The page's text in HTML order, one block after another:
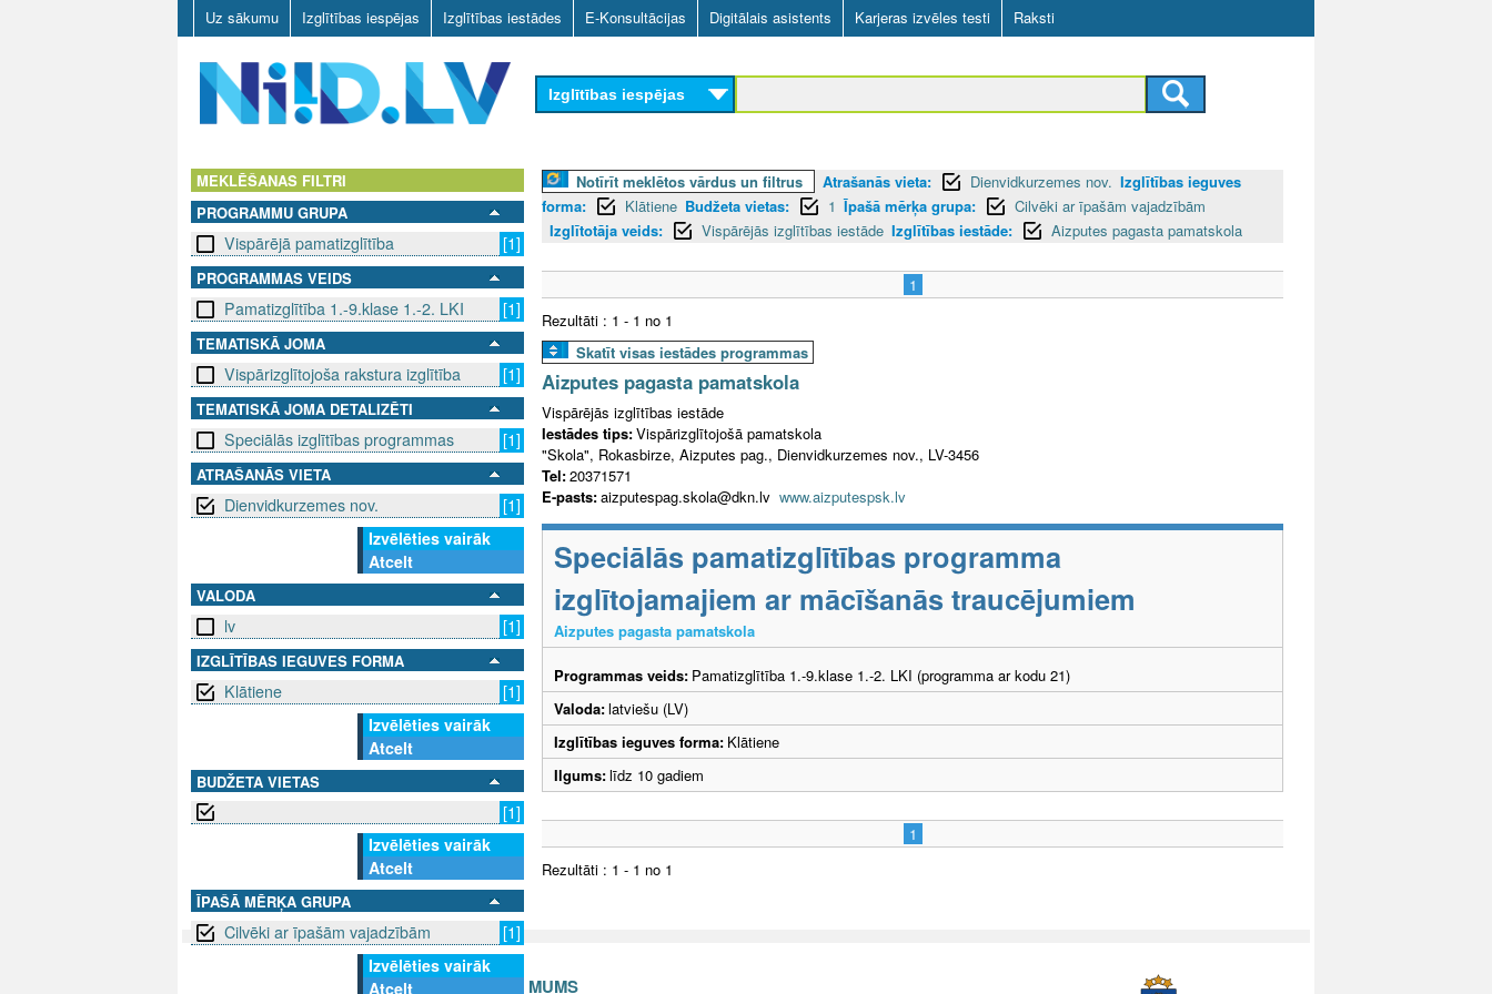
Skip
to
main
content
Uz sākumu Izglītības iespējas Izglītības iestādes E-Konsultācijas Digitālais asistents Karjeras izvēles testi Raksti
D
L
V
Izglītības iespējas
MEKLĒŠANAS FILTRI
PROGRAMMU GRUPA
Vispārējā pamatizglītība [1]
PROGRAMMAS VEIDS
Pamatizglītība 1.-9.klase 1.-2. LKI [1]
TEMATISKĀ JOMA
Vispārizglītojoša rakstura izglītība [1]
TEMATISKĀ JOMA DETALIZĒTI
Speciālās izglītības programmas [1]
ATRAŠANĀS VIETA
Dienvidkurzemes nov.
[1]
Izvēlēties vairāk
Atcelt
VALODA
lv [1]
IZGLĪTĪBAS IEGUVES FORMA
Klātiene
[1]
Izvēlēties vairāk
Atcelt
BUDŽETA VIETAS
[1]
Izvēlēties vairāk
Atcelt
ĪPAŠĀ MĒRĶA GRUPA
Cilvēki ar īpašām vajadzībām
[1]
Izvēlēties vairāk
Atcelt
Notīrīt meklētos vārdus un filtrus Atrašanās vieta: Dienvidkurzemes nov. Izglītības ieguves
forma:
Klātiene Budžeta vietas: 1 Īpašā mērķa grupa:
Cilvēki ar īpašām vajadzībām
Izglītotāja veids:
Vispārējās izglītības iestāde Izglītības iestāde: Aizputes pagasta pamatskola
1
Rezultāti : 1 - 1 no 1
Skatīt visas iestādes programmas
Aizputes pagasta pamatskola
Vispārējās izglītības iestāde
Iestādes tips:Vispārizglītojošā pamatskola
"Skola", Rokasbirze, Aizputes pag., Dienvidkurzemes nov., LV-3456
Tel:20371571
E-pasts:aizputespag.skola@dkn.lv www.aizputespsk.lv
Speciālās pamatizglītības programma
izglītojamajiem ar mācīšanās traucējumiem
Aizputes pagasta pamatskola
Programmas veids: Pamatizglītība 1.-9.klase 1.-2. LKI (programma ar kodu 21)
Valoda:latviešu (LV)
Izglītības ieguves forma: Klātiene
Ilgums:līdz 10 gadiem
1
Rezultāti : 1 - 1 no 1
SAZINIES AR MUMS